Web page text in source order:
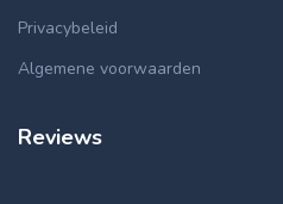
Privacybeleid
Algemene voorwaarden
Reviews